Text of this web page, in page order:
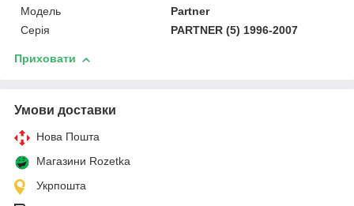
Модель
Partner
Серія
PARTNER (5) 1996-2007
Приховати
Умови доставки
Нова Пошта
Магазини Rozetka
Укрпошта